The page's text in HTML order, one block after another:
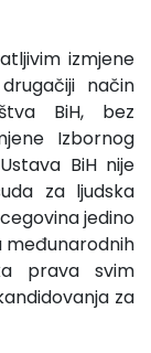
izmjene
način
BiH, bez
Izbornog
BiH nije
za ljudska
jedino
međunarodnih
prava svim
za